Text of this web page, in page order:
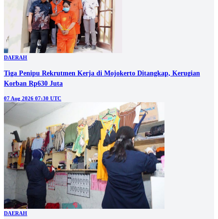
DAERAH
Tiga Penipu Rekrutmen Kerja di Mojokerto Ditangkap, Kerugian
Korban Rp630 Juta
07 Aug 2026 07:30 UTC
DAERAH